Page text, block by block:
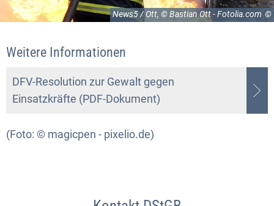
News5 / Ott, © Bastian Ott - Fotolia.com
Weitere Informationen
DFV-Resolution zur Gewalt gegen
Einsatzkräfte (PDF-Dokument)
(Foto: © magicpen - pixelio.de)